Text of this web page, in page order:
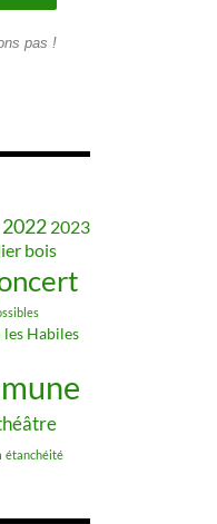
pas !
2022 2023
bois
les Habiles
étanchéité